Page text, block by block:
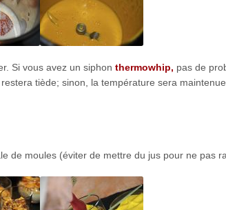
Si vous avez un siphon thermowhip, pas de
tiède; sinon, la température sera
de moules (éviter de mettre du jus pour ne pas